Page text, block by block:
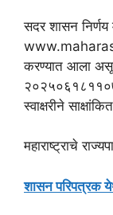
सदर शासन निर्णय
करण्यात आला
स्वाक्षरीने
महाराष्ट्राचे
शासन परिपत्रक